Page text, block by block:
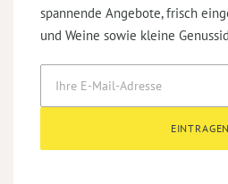
spannende Angebote, frisch
und Weine sowie kleine
EINTRAGEN